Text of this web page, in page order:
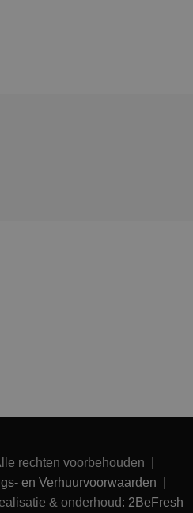
rechten voorbehouden |
en Verhuurvoorwaarden
& onderhoud: 2BeFresh